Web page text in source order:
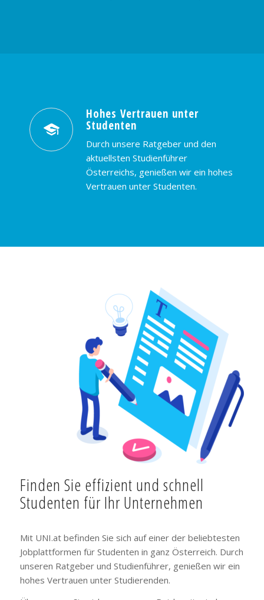
Hohes Vertrauen unter
Studenten
Durch unsere Ratgeber und den
aktuellsten Studienführer
Österreichs, genießen wir ein hohes
Vertrauen unter Studenten.
Finden Sie effizient und schnell
Studenten für Ihr Unternehmen
Mit UNI.at befinden Sie sich auf einer der beliebtesten
Jobplattformen für Studenten in ganz Österreich. Durch
unseren Ratgeber und Studienführer, genießen wir ein
hohes Vertrauen unter Studierenden.